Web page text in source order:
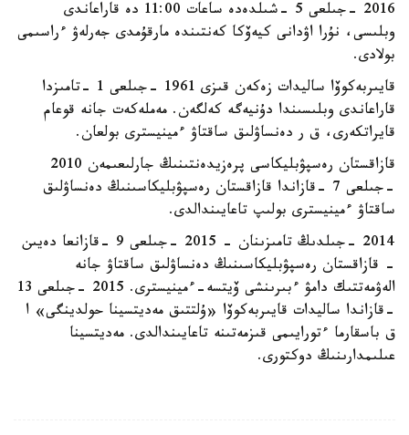
2016 -جىلعى 5 -شىلدەدە ساعات 11:00 دە قاراعاندى
وبلىسى، نۇرا اۋدانى كيەۆكا كەنتىندە مارقۇمدى جەرلەۋ ءراسىمى
بولادى.
قايىربەكوۆا ساليدات زەكەن قىزى 1961 -جىلعى 1 -تامىزدا
قاراعاندى وبلىسىندا دۇنيەگە كەلگەن. مەملەكەت جانە قوعام
قايراتكەرى، ق ر دەنساۋلىق ساقتاۋ ءمينيسترى بولعان.
قازاقستان رەسپۋبليكاسى پرەزيدەنتىنىڭ جارلىعىمەن 2010
-جىلعى 7 -قازاندا قازاقستان رەسپۋبليكاسىنىڭ دەنساۋلىق
ساقتاۋ ءمينيسترى بولىپ تاعايىندالدى.
2014 -جىلدىڭ تامىزىنان - 2015 -جىلعى 9 -قازانعا دەيىن
- قازاقستان رەسپۋبليكاسىنىڭ دەنساۋلىق ساقتاۋ جانە
الەۋمەتتىك دامۋ ءبىرىنشى ۆيتسە-ءمينيسترى. 2015 -جىلعى 13
-قازاندا ساليدات قايىربەكوۆا «ۇلتتىق مەديتسينا حولدينگى» ا
ق باسقارما ءتورايىمى قىزمەتىنە تاعايىندالدى. مەديتسينا
عىلىمدارىنىڭ دوكتورى.